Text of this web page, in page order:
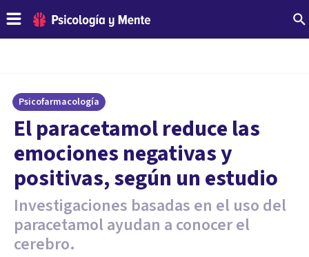
Psicofarmacología
El paracetamol reduce las
emociones negativas y
positivas, según un estudio
Investigaciones basadas en el uso del
paracetamol ayudan a conocer el
cerebro.